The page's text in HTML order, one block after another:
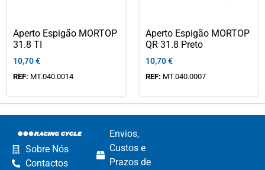
Aperto Espigão MORTOP
31.8 TI
10,70€
REF: MT.040.0014
Aperto Espigão MORTOP
QR 31.8 Preto
10,70€
REF: MT.040.0007
Sobre Nós
Contactos
Envios,
Custos e
Prazos de